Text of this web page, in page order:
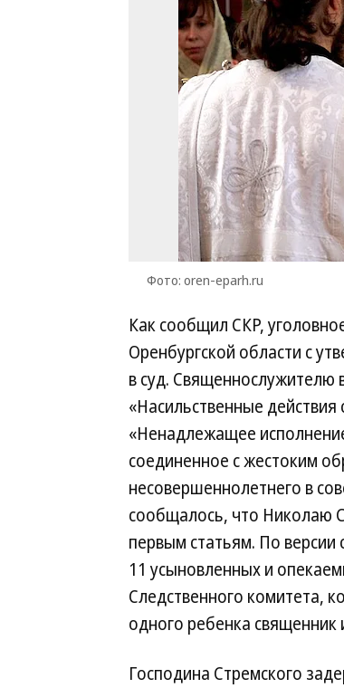
Фото: oren-eparh.ru
Как сообщил СКР,
Оренбургской области с
в суд. Священнослужителю
«Насильственные действия
«Ненадлежащее
соединенное с жестоким
несовершеннолетнего в
сообщалось, что Николаю
первым статьям. По версии
11 усыновленных и
Следственного комитета,
одного ребенка священник
Господина Стремского